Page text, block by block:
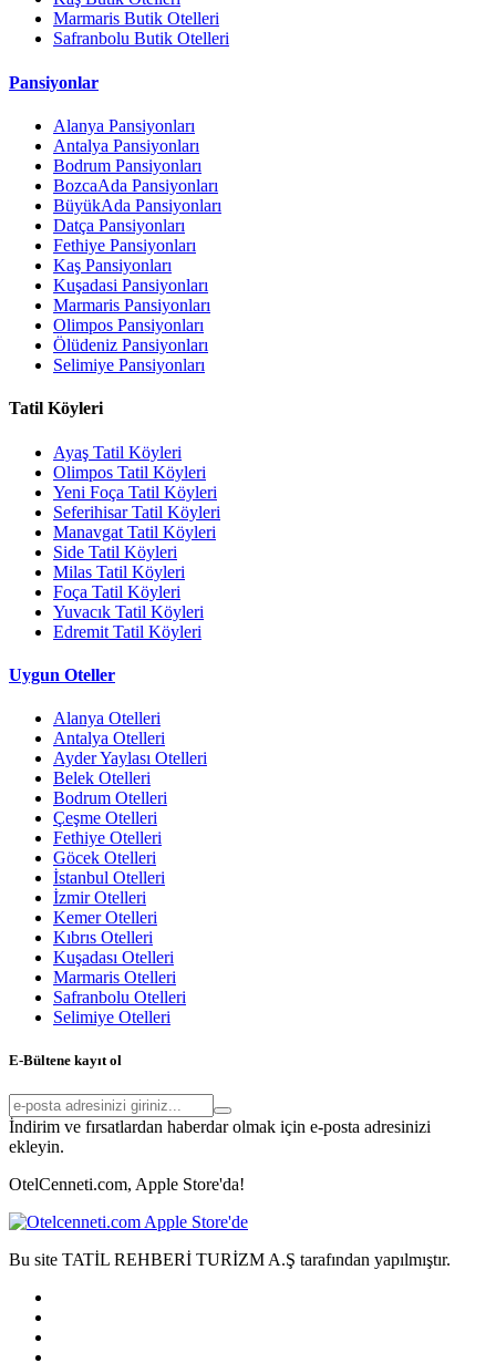
Marmaris Butik Otelleri
Safranbolu Butik Otelleri
Pansiyonlar
Alanya Pansiyonları
Antalya Pansiyonları
Bodrum Pansiyonları
BozcaAda Pansiyonları
BüyükAda Pansiyonları
Datça Pansiyonları
Fethiye Pansiyonları
Kaş Pansiyonları
Kuşadasi Pansiyonları
Marmaris Pansiyonları
Olimpos Pansiyonları
Ölüdeniz Pansiyonları
Selimiye Pansiyonları
Tatil Köyleri
Ayaş Tatil Köyleri
Olimpos Tatil Köyleri
Yeni Foça Tatil Köyleri
Seferihisar Tatil Köyleri
Manavgat Tatil Köyleri
Side Tatil Köyleri
Milas Tatil Köyleri
Foça Tatil Köyleri
Yuvacık Tatil Köyleri
Edremit Tatil Köyleri
Uygun Oteller
Alanya Otelleri
Antalya Otelleri
Ayder Yaylası Otelleri
Belek Otelleri
Bodrum Otelleri
Çeşme Otelleri
Fethiye Otelleri
Göcek Otelleri
İstanbul Otelleri
İzmir Otelleri
Kemer Otelleri
Kıbrıs Otelleri
Kuşadası Otelleri
Marmaris Otelleri
Safranbolu Otelleri
Selimiye Otelleri
E-Bültene kayıt ol
İndirim ve fırsatlardan haberdar olmak için e-posta adresinizi
ekleyin.
OtelCenneti.com, Apple Store'da!
Bu site TATİL REHBERİ TURİZM A.Ş tarafından yapılmıştır.